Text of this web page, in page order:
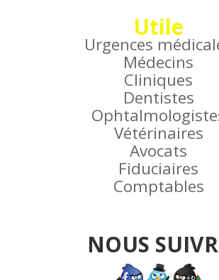
Utile
Urgences
Médecins
Cliniques
Dentistes
Vétérinaires
Avocats
Fiduciaires
Comptables
NOUS